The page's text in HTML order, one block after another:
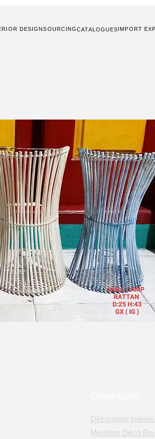
DESIGNSOURCINGCATALOGUESIMPORT
Décoration
Meubles Déco